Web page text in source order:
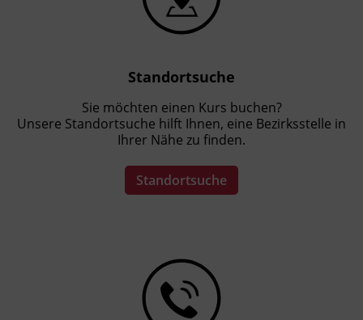
Standortsuche
Sie möchten einen Kurs buchen?
Unsere Standortsuche hilft Ihnen, eine Bezirksstelle in
Ihrer Nähe zu finden.
Standortsuche